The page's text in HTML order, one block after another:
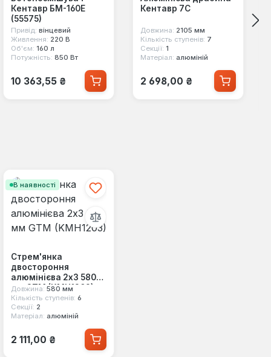
Кентавр БМ-160Е
(55575)
Привід: вінцевий
Живлення: 220 В
Об'єм: 160 л
Потужність: 850 Вт
Звичайна ціна:
10 363,55 ₴
Кентавр 7С
Довжина: 2105 мм
Кількість ступенів: 7
Секції: 1
Матеріал: алюміній
Звичайна ціна:
2 698,00 ₴
В наявності
Стрем'янка
двостороння
алюмінієва 2х3 580
мм GTM (KMH1203)
Довжина: 580 мм
Кількість ступенів: 6
Секції: 2
Матеріал: алюміній
Звичайна ціна:
2 111,00 ₴